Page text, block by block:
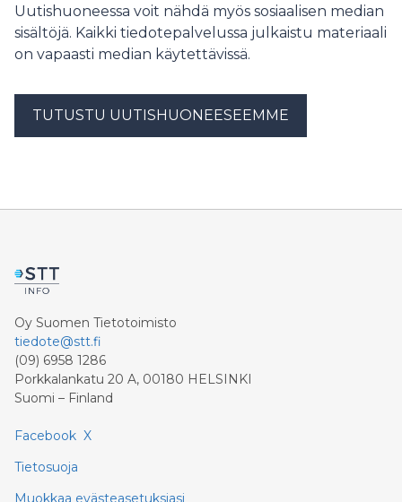
Uutishuoneessa voit nähdä myös sosiaalisen median
sisältöjä. Kaikki tiedotepalvelussa julkaistu materiaali
on vapaasti median käytettävissä.
TUTUSTU UUTISHUONEESEEMME
Oy Suomen Tietotoimisto
tiedote@stt.fi
(09) 6958 1286
Porkkalankatu 20 A, 00180 HELSINKI
Suomi – Finland
Facebook X
Tietosuoja
Muokkaa evästeasetuksiasi